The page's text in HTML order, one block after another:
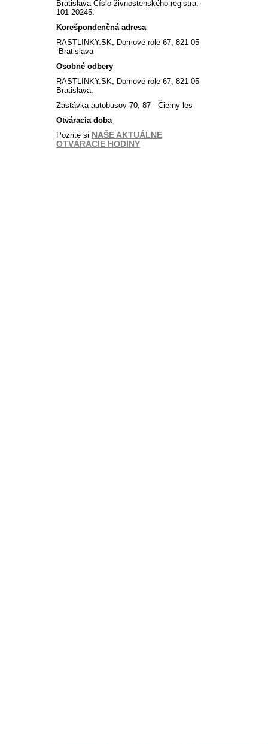
Bratislava Číslo živnostenského registra:
101-20245.
Korešpondenčná adresa
RASTLINKY.SK, Domové role 67, 821 05
Bratislava
Osobné odbery
RASTLINKY.SK, Domové role 67, 821 05
Bratislava.
Zastávka autobusov 70, 87 - Čierny les
Otváracia doba
Pozrite si NAŠE AKTUÁLNE
OTVÁRACIE HODINY